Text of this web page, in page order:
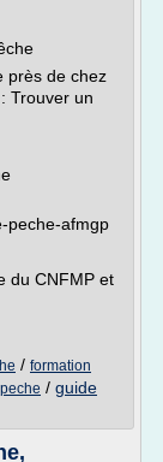
près de chez
Trouver un
peche-afmgp
du CNFMP et
/ formation
/ guide